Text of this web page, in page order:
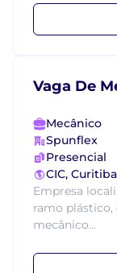
Vaga De
Mecânico
Spunflex
Presencial
CIC,
Empresa
ramo
mecânico...